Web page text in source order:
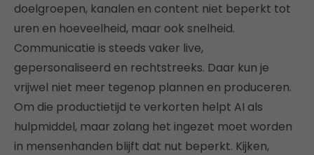
doelgroepen, kanalen en content niet beperkt tot
uren en hoeveelheid, maar ook snelheid.
Communicatie is steeds vaker live,
gepersonaliseerd en rechtstreeks. Daar kun je
vrijwel niet meer tegenop plannen en produceren.
Om die productietijd te verkorten helpt AI als
hulpmiddel, maar zolang het ingezet moet worden
in mensenhanden blijft dat nut beperkt. Kijken,